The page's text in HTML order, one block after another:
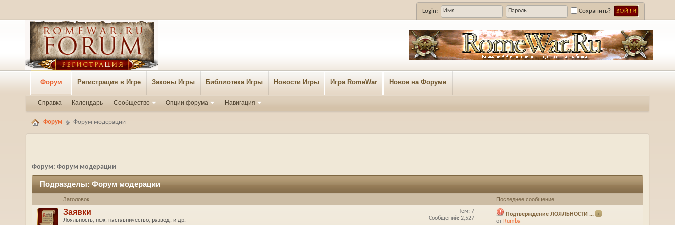
Login: Сохранить?
Форум Регистрация в Игре Законы Игры Библиотека Игры Новости Игры Игра RomeWar
Справка Календарь Сообщество Опции форума Навигация
Новое на Форуме
Форум Форум модерации
Форум: Форум модерации
Подразделы:Форум модерации
Заголовок Последнее сообщение
Заявки
Лояльность, псж, наставничество, развод, и др.
Тем: 7
Сообщений: 2,527
Подтверждение ЛОЯЛЬНОСТИ ...
от Rumba